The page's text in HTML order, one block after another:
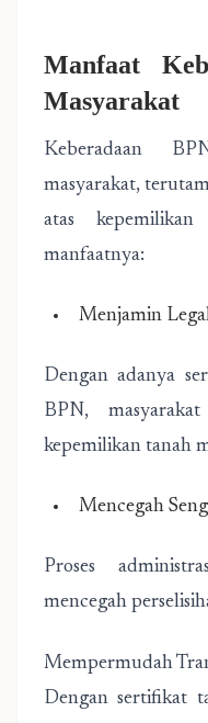
Manfaat
Masyarakat
Keberadaan
masyarakat,
atas
manfaatnya:
Menjamin
Dengan adanya
BPN,
kepemilikan tanah
Mencegah
Proses
mencegah
Mempermudah
Dengan sertifikat